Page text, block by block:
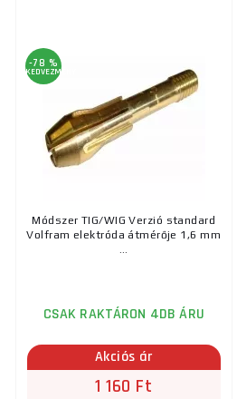
-78 %
KEDVEZMÉNY
Módszer TIG/WIG Verzió standard
Volfram elektróda átmérője 1,6 mm
...
CSAK RAKTÁRON 4DB ÁRU
Akciós ár
1 160 Ft